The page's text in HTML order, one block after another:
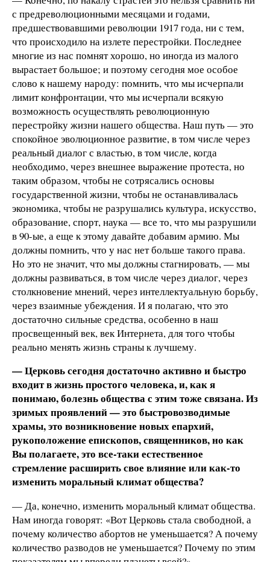
с предреволюционными месяцами и годами,
предшествовавшими революции 1917 года, ни с тем,
что происходило на излете перестройки. Последнее
многие из нас помнят хорошо, но иногда из малого
вырастает большое; и поэтому сегодня мое особое
слово к нашему народу: помнить, что мы исчерпали
лимит конфронтации, что мы исчерпали всякую
возможность осуществлять революционную
перестройку жизни нашего общества. Наш путь — это
спокойное эволюционное развитие, в том числе через
реальный диалог с властью, в том числе, когда
необходимо, через внешнее выражение протеста, но
таким образом, чтобы не сотрясались основы
государственной жизни, чтобы не останавливалась
экономика, чтобы не разрушались культура, искусство,
образование, спорт, наука — все то, что мы разрушили
в 90-ые, а еще к этому давайте добавим армию. Мы
должны помнить, что у нас нет больше такого права.
Но это не значит, что мы должны стагнировать, — мы
должны развиваться, в том числе через диалог, через
столкновение мнений, через интеллектуальную борьбу,
через взаимные убеждения. И я полагаю, что это
достаточно сильные средства, особенно в наш
просвещенный век, век Интернета, для того чтобы
реально менять жизнь страны к лучшему.
— Церковь сегодня достаточно активно и быстро
входит в жизнь простого человека, и, как я
понимаю, болезнь общества с этим тоже связана. Из
зримых проявлений — это быстровозводимые
храмы, это возникновение новых епархий,
рукоположение епископов, священников, но как
Вы полагаете, это все-таки естественное
стремление расширить свое влияние или как-то
изменить моральный климат общества?
— Да, конечно, изменить моральный климат общества.
Нам иногда говорят: «Вот Церковь стала свободной, а
почему количество абортов не уменьшается? А почему
количество разводов не уменьшается? Почему по этим